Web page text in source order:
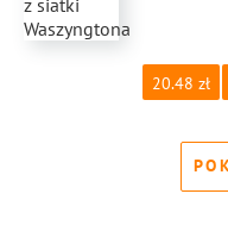
20.48